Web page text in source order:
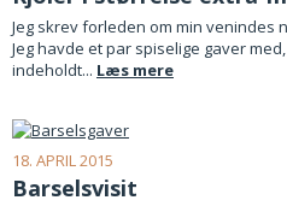
Jeg skrev forleden om min venindes
Jeg havde et par spiselige gaver
indeholdt... Læs mere
18. APRIL 2015
Barselsvisit